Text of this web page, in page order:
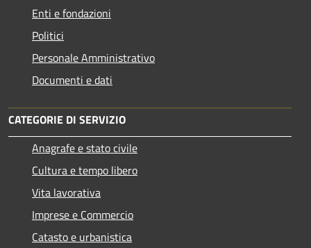
Enti e fondazioni
Politici
Personale Amministrativo
Documenti e dati
CATEGORIE DI SERVIZIO
Anagrafe e stato civile
Cultura e tempo libero
Vita lavorativa
Imprese e Commercio
Catasto e urbanistica